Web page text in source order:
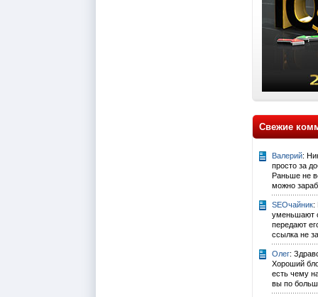
Свежие
Валерий:
просто за
Раньше не
можно
SEOчайник:
уменьшают
передают
ссылка не
Олег:
Хороший
есть чему
вы по